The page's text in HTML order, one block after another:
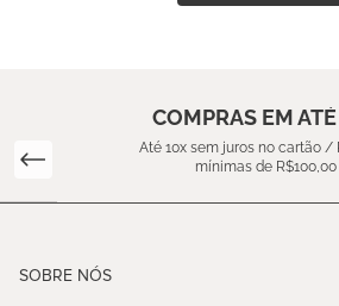
COMPRAS EM
Até 10x sem juros no cartão /
mínimas de R$100,00
SOBRE NÓS